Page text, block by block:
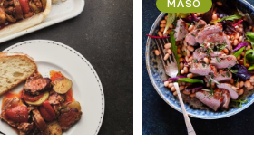
MASO